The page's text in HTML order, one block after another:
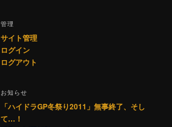
管理
サイト管理
ログイン
ログアウト
お知らせ
「ハイドラGP冬祭り2011」無事終了、そし
て…！